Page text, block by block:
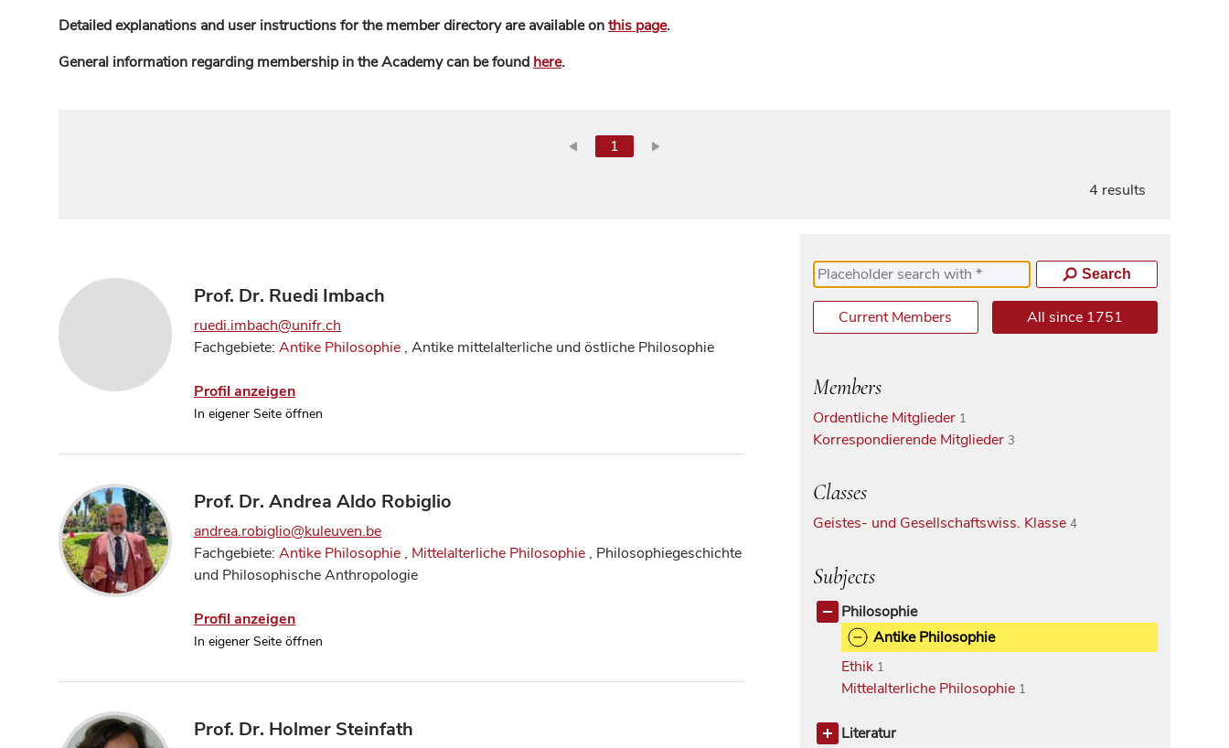
Detailed explanations and user instructions for the member directory are available onthis page.
General information regarding membership in the Academy can be found here.
1
4 results
Prof. Dr. Ruedi Imbach
ruedi.imbach@unifr.ch
Fachgebiete: Antike Philosophie , Antike mittelalterliche und östliche Philosophie
Profil anzeigen
In eigener Seite öffnen
Prof. Dr. Andrea Aldo Robiglio
andrea.robiglio@kuleuven.be
Fachgebiete: Antike Philosophie , Mittelalterliche Philosophie , Philosophiegeschichte
und Philosophische Anthropologie
Profil anzeigen
In eigener Seite öffnen
Prof. Dr. Holmer Steinfath
Search
Current Members All since 1751
Members
Ordentliche Mitglieder 1
Korrespondierende Mitglieder 3
Classes
Geistes- und Gesellschaftswiss. Klasse4
Subjects
Philosophie
Antike Philosophie
Ethik 1
Mittelalterliche Philosophie 1
Literatur